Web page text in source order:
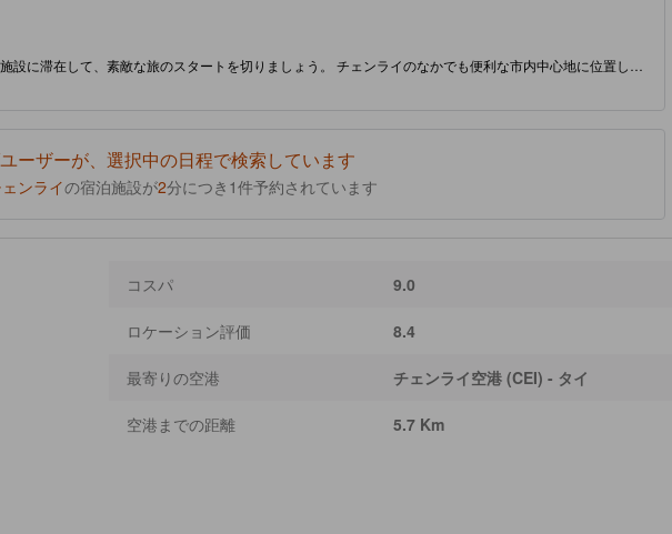
設に滞在して、素敵な旅のスタートを切りましょう。 チェンライのなかでも便利な市内中心地に位置して
所にあります。 この5.0つ星施設では、お客様の滞在をより贅沢で思い出深いものにするために、レスト
ーザーが、選択中の日程で検索しています
ンライの宿泊施設が2分につき1件予約されています
コスパ 9.0
ロケーション評価 8.4
最寄りの空港 チェンライ空港 (CEI) - タイ
空港までの距離 5.7 Km